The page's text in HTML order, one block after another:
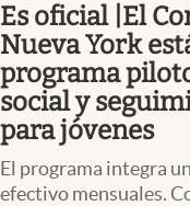
Espiritual
Streaming
PC y mobile
Lifestyle
Es oficial |El
Nueva York
programa
social y
para jóvenes
El programa integra
efectivo mensuales.